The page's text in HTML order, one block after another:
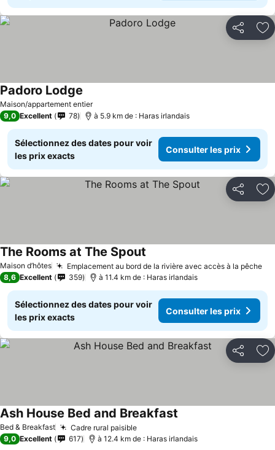
Partager
Maison/appartement entier
Padoro Lodge
9,0 Excellent 78 à 5.9 km de : Haras irlandais
Sélectionnez des dates pour voir
les prix exacts
Consulter les prix
Partager
Maison d’hôtes Emplacement au bord de la rivière avec accès à la pêche
The Rooms at The Spout
8,6 Excellent 359 à 11.4 km de : Haras irlandais
Sélectionnez des dates pour voir
les prix exacts
Consulter les prix
Partager
Bed & Breakfast Cadre rural paisible
Ash House Bed and Breakfast
9,0 Excellent 617 à 12.4 km de : Haras irlandais